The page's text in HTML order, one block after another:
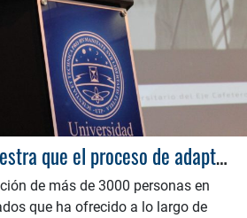
La historia nos muestra que el proceso de adaptación de Colombia post firma de los acuerdos de paz ha pasado por la Escuela de Paz del Eje Cafetero
de más de 3000 personas en
que ha ofrecido a lo largo de